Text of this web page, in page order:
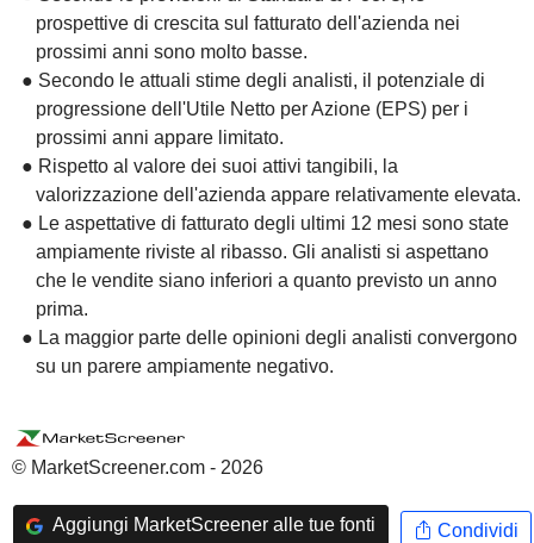
prospettive di crescita sul fatturato dell'azienda nei
prossimi anni sono molto basse.
● Secondo le attuali stime degli analisti, il potenziale di
progressione dell'Utile Netto per Azione (EPS) per i
prossimi anni appare limitato.
● Rispetto al valore dei suoi attivi tangibili, la
valorizzazione dell'azienda appare relativamente elevata.
● Le aspettative di fatturato degli ultimi 12 mesi sono state
ampiamente riviste al ribasso. Gli analisti si aspettano
che le vendite siano inferiori a quanto previsto un anno
prima.
● La maggior parte delle opinioni degli analisti convergono
su un parere ampiamente negativo.
© MarketScreener.com - 2026
Aggiungi MarketScreener alle tue fonti Condividi